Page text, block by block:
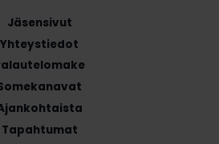
Jäsensivut
Yhteystiedot
Tapahtumat